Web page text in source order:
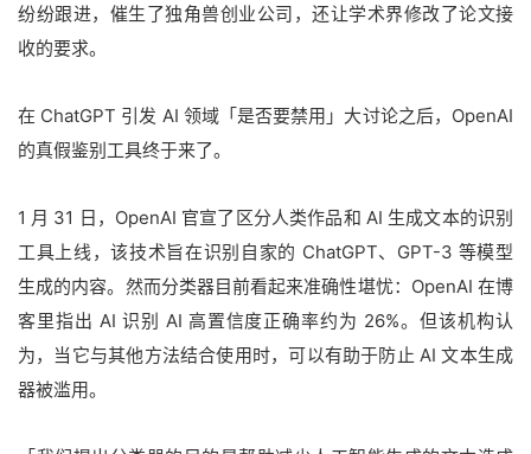
纷纷跟进，催生了独角兽创业公司，还让学术界修改了论文接
收的要求。
在 ChatGPT 引发 AI 领域「是否要禁用」大讨论之后，OpenAI
的真假鉴别工具终于来了。
1 月 31 日，OpenAI 官宣了区分人类作品和 AI 生成文本的识别
工具上线，该技术旨在识别自家的 ChatGPT、GPT-3 等模型
生成的内容。然而分类器目前看起来准确性堪忧：OpenAI 在博
客里指出 AI 识别 AI 高置信度正确率约为 26%。但该机构认
为，当它与其他方法结合使用时，可以有助于防止 AI 文本生成
器被滥用。